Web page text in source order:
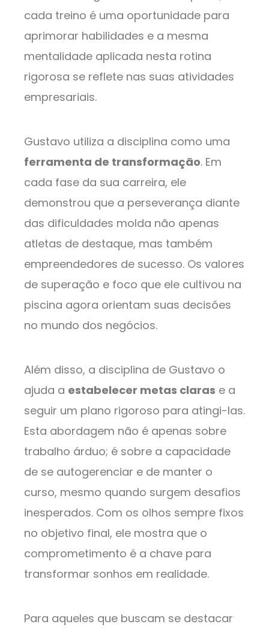
cada treino é uma oportunidade para
aprimorar habilidades e a mesma
mentalidade aplicada nesta rotina
rigorosa se reflete nas suas atividades
empresariais.
Gustavo utiliza a disciplina como uma
ferramenta de transformação. Em
cada fase da sua carreira, ele
demonstrou que a perseverança diante
das dificuldades molda não apenas
atletas de destaque, mas também
empreendedores de sucesso. Os valores
de superação e foco que ele cultivou na
piscina agora orientam suas decisões
no mundo dos negócios.
Além disso, a disciplina de Gustavo o
ajuda a estabelecer metas claras e a
seguir um plano rigoroso para atingi-las.
Esta abordagem não é apenas sobre
trabalho árduo; é sobre a capacidade
de se autogerenciar e de manter o
curso, mesmo quando surgem desafios
inesperados. Com os olhos sempre fixos
no objetivo final, ele mostra que o
comprometimento é a chave para
transformar sonhos em realidade.
Para aqueles que buscam se destacar